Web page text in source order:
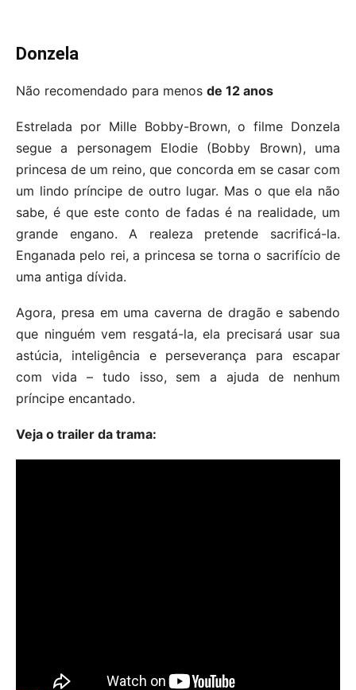
Donzela
Não recomendado para menos de 12 anos
Estrelada por Mille Bobby-Brown, o filme Donzela
segue a personagem Elodie (Bobby Brown), uma
princesa de um reino, que concorda em se casar com
um lindo príncipe de outro lugar. Mas o que ela não
sabe, é que este conto de fadas é na realidade, um
grande engano. A realeza pretende sacrificá-la.
Enganada pelo rei, a princesa se torna o sacrifício de
uma antiga dívida.
Agora, presa em uma caverna de dragão e sabendo
que ninguém vem resgatá-la, ela precisará usar sua
astúcia, inteligência e perseverança para escapar
com vida – tudo isso, sem a ajuda de nenhum
príncipe encantado.
Veja o trailer da trama: